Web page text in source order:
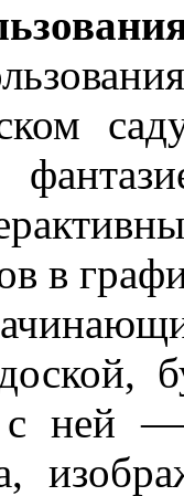
в
ней —